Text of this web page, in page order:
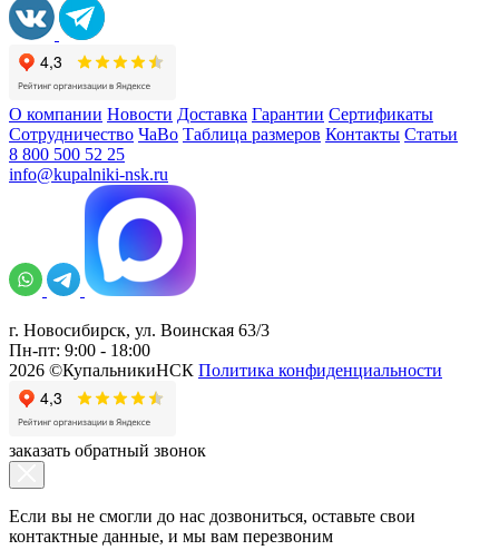
О компании Новости Доставка Гарантии Сертификаты
Сотрудничество ЧаВо Таблица размеров Контакты Статьи
8 800 500 52 25
info@kupalniki-nsk.ru
г. Новосибирск, ул. Воинская 63/3
Пн-пт: 9:00 - 18:00
2026 ©КупальникиНСК Политика конфиденциальности
заказать обратный звонок
Если вы не смогли до нас дозвониться, оставьте свои
контактные данные, и мы вам перезвоним